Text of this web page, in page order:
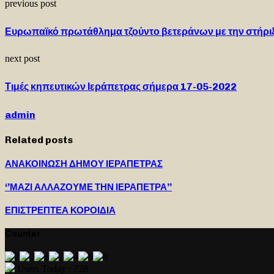
previous post
Ευρωπαϊκό πρωτάθλημα τζούντο βετεράνων με την
next post
Τιμές κηπευτικών Ιεράπετρας σήμερα 17-05-2022
admin
Related posts
ΑΝΑΚΟΙΝΩΣΗ ΔΗΜΟΥ ΙΕΡΑΠΕΤΡΑΣ
‘’ΜΑΖΙ ΑΛΛΑΖΟΥΜΕ ΤΗΝ ΙΕΡΑΠΕΤΡΑ’’
ΕΠΙΣΤΡΕΠΤΕΑ ΚΟΡΟΙΔΙΑ